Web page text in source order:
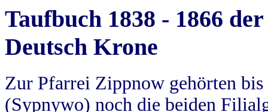
Taufbuch 1838 - 1866
Deutsch Krone
Zur Pfarrei Zippnow gehörten
(Sypnywo) noch die beiden